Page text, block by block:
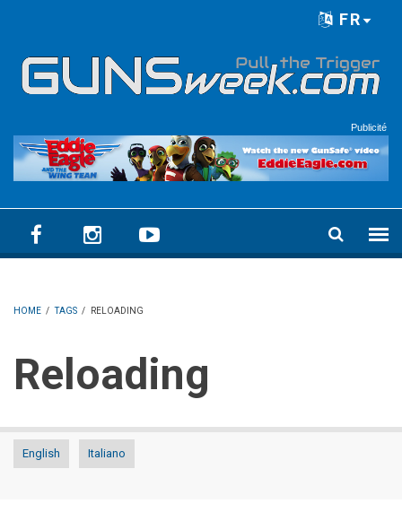
FR
Publicité
HOME / TAGS / RELOADING
Reloading
English Italiano